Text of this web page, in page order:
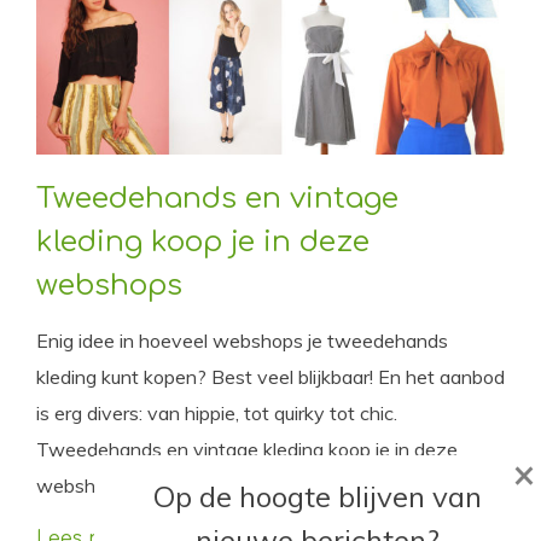
Tweedehands en vintage
kleding koop je in deze
webshops
Enig idee in hoeveel webshops je tweedehands
kleding kunt kopen? Best veel blijkbaar! En het aanbod
is erg divers: van hippie, tot quirky tot chic.
Tweedehands en vintage kleding koop je in deze
webshops.
Op de hoogte blijven van
×